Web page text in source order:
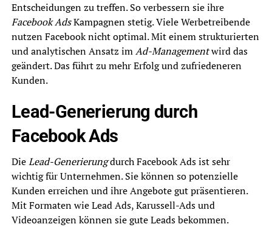
Entscheidungen zu treffen. So verbessern sie ihre
Facebook AdsKampagnen stetig. Viele Werbetreibende
nutzen Facebook nicht optimal. Mit einem strukturierten
und analytischen Ansatz imAd-Managementwird das
geändert. Das führt zu mehr Erfolg und zufriedeneren
Kunden.
Lead-Generierung durch
Facebook Ads
DieLead-Generierungdurch Facebook Ads ist sehr
wichtig für Unternehmen. Sie können so potenzielle
Kunden erreichen und ihre Angebote gut präsentieren.
Mit Formaten wie Lead Ads, Karussell-Ads und
Videoanzeigen können sie gute Leads bekommen.